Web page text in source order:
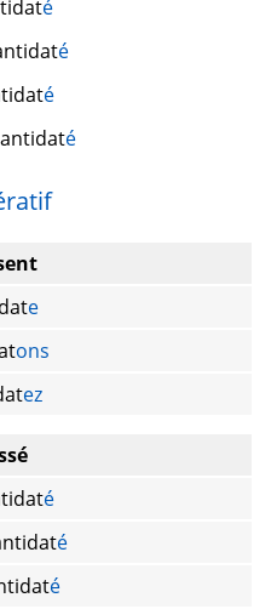
é
é
é
antidaté
e
ons
ez
é
é
é